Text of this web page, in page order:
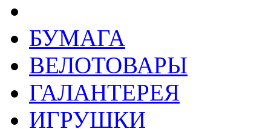
БУМАГА
ВЕЛОТОВАРЫ
ГАЛАНТЕРЕЯ
ИГРУШКИ